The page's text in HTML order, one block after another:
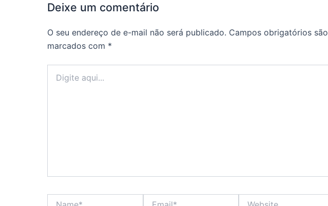
Deixe um comentário
O seu endereço de e-mail não será publicado. Campos obrigatórios são
marcados com *
aqui...